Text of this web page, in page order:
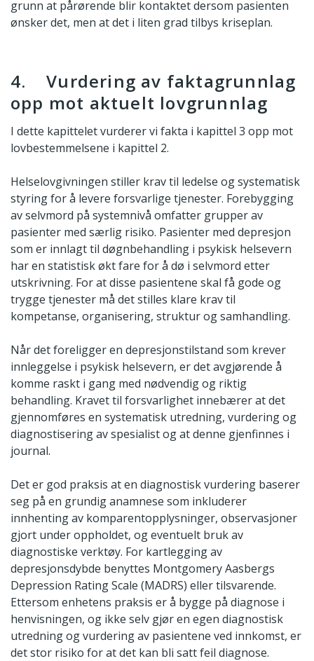
grunn at pårørende blir kontaktet dersom pasienten
ønsker det, men at det i liten grad tilbys kriseplan.
4. Vurdering av faktagrunnlag
opp mot aktuelt lovgrunnlag
I dette kapittelet vurderer vi fakta i kapittel 3 opp mot
lovbestemmelsene i kapittel 2.
Helselovgivningen stiller krav til ledelse og systematisk
styring for å levere forsvarlige tjenester. Forebygging
av selvmord på systemnivå omfatter grupper av
pasienter med særlig risiko. Pasienter med depresjon
som er innlagt til døgnbehandling i psykisk helsevern
har en statistisk økt fare for å dø i selvmord etter
utskrivning. For at disse pasientene skal få gode og
trygge tjenester må det stilles klare krav til
kompetanse, organisering, struktur og samhandling.
Når det foreligger en depresjonstilstand som krever
innleggelse i psykisk helsevern, er det avgjørende å
komme raskt i gang med nødvendig og riktig
behandling. Kravet til forsvarlighet innebærer at det
gjennomføres en systematisk utredning, vurdering og
diagnostisering av spesialist og at denne gjenfinnes i
journal.
Det er god praksis at en diagnostisk vurdering baserer
seg på en grundig anamnese som inkluderer
innhenting av komparentopplysninger, observasjoner
gjort under oppholdet, og eventuelt bruk av
diagnostiske verktøy. For kartlegging av
depresjonsdybde benyttes Montgomery Aasbergs
Depression Rating Scale (MADRS) eller tilsvarende.
Ettersom enhetens praksis er å bygge på diagnose i
henvisningen, og ikke selv gjør en egen diagnostisk
utredning og vurdering av pasientene ved innkomst, er
det stor risiko for at det kan bli satt feil diagnose.